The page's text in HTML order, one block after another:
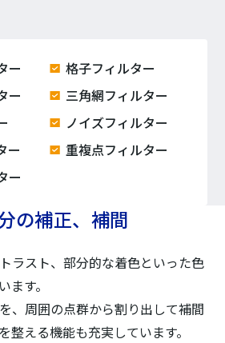
ー
格子フィルター
ー
三角網フィルター
ノイズフィルター
ー
重複点フィルター
ー
の補正、補間
ラスト、部分的な着色といった色
ます。
、周囲の点群から割り出して補間
整える機能も充実しています。